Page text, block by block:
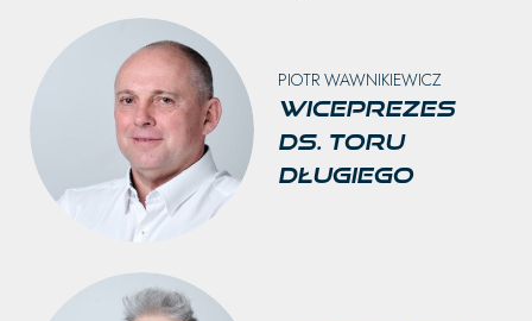
PIOTR WAWNIKIEWICZ
Wiceprezes
ds. toru
długiego